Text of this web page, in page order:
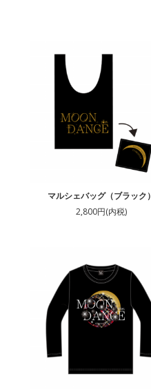
マルシェバッグ（ブラック）
2,800円(内税)